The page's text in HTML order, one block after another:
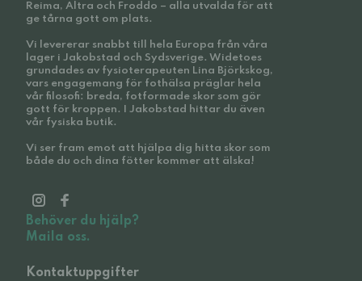
Reima, Altra och Froddo – alla utvalda för att
ge tårna gott om plats.
Vi levererar snabbt till hela Europa från våra
lager i Jakobstad och Sydsverige. Widetoes
grundades av fysioterapeuten Lina Björkskog,
vars engagemang för fothälsa präglar hela
vår filosofi: breda, fotformade skor som gör
gott för kroppen. I Jakobstad hittar du även
vår fysiska butik.
Vi ser fram emot att hjälpa dig hitta skor som
både du och dina fötter kommer att älska!
Behöver du hjälp?
Maila oss.
Kontaktuppgifter